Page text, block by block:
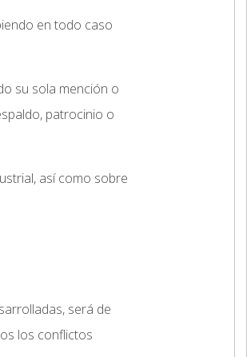
en todo caso
su sola mención o
patrocinio o
así como sobre
será de
los conflictos